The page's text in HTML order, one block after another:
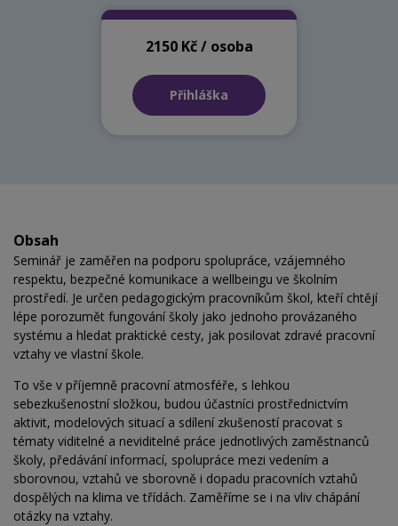
2150 Kč / osoba
Přihláška
Obsah
Seminář je zaměřen na podporu spolupráce, vzájemného
respektu, bezpečné komunikace a wellbeingu ve školním
prostředí. Je určen pedagogickým pracovníkům škol, kteří chtějí
lépe porozumět fungování školy jako jednoho provázaného
systému a hledat praktické cesty, jak posilovat zdravé pracovní
vztahy ve vlastní škole.
To vše v příjemně pracovní atmosféře, s lehkou
sebezkušenostní složkou, budou účastníci prostřednictvím
aktivit, modelových situací a sdílení zkušeností pracovat s
tématy viditelné a neviditelné práce jednotlivých zaměstnanců
školy, předávání informací, spolupráce mezi vedením a
sborovnou, vztahů ve sborovně i dopadu pracovních vztahů
dospělých na klima ve třídách. Zaměříme se i na vliv chápání
otázky na vztahy.